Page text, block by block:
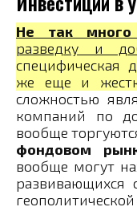
Не так много
разведку и
специфическая
же еще и
сложностью
компаний по
вообще
фондовом
вообще могут
развивающихся